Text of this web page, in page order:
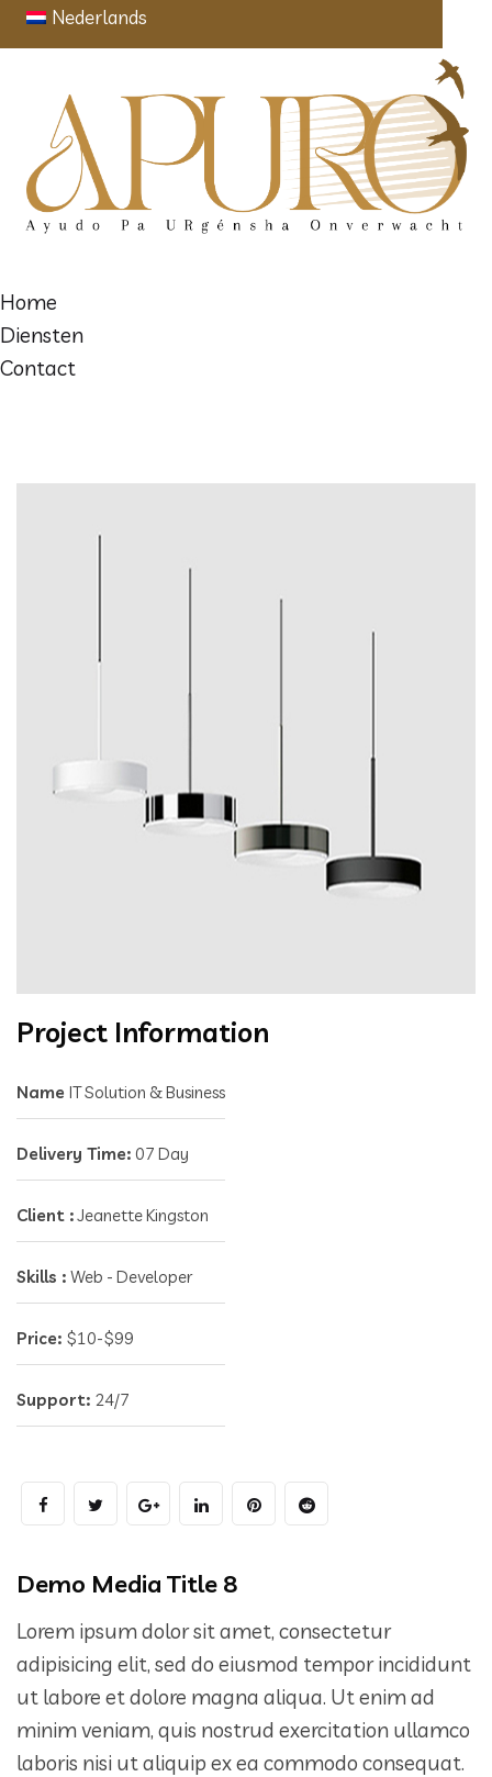
Home
Diensten
Contact
Project Information
Name IT Solution & Business
Delivery Time: 07 Day
Client : Jeanette Kingston
Skills : Web - Developer
Price: $10-$99
Support: 24/7
Demo Media Title 8
Lorem ipsum dolor sit amet, consectetur
adipisicing elit, sed do eiusmod tempor incididunt
ut labore et dolore magna aliqua. Ut enim ad
minim veniam, quis nostrud exercitation ullamco
laboris nisi ut aliquip ex ea commodo consequat.
Nederlands